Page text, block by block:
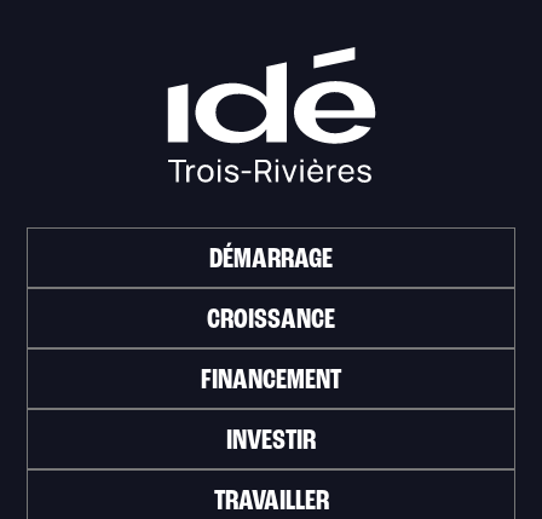
DÉMARRAGE
CROISSANCE
FINANCEMENT
INVESTIR
TRAVAILLER